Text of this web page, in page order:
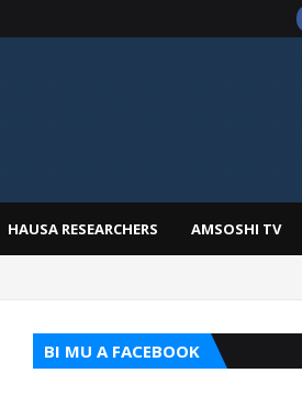
HAUSA RESEARCHERS AMSOSHI TV
BI MU A FACEBOOK